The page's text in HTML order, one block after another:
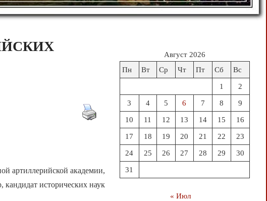
артиллерийской академии,
кандидат исторических наук
Август 2026
Пн
Вт Ср Чт Пт Сб Вс
1 2
3 4 5 6 7 8 9
10 11 12 13 14 15 16
17 18 19 20 21 22 23
24 25 26 27 28 29 30
31
« Июл